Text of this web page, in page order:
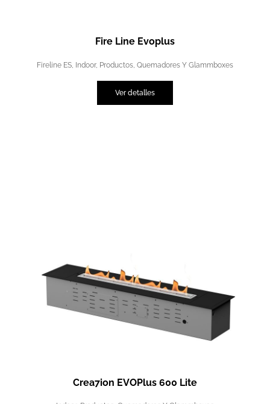
Fire Line Evoplus
Fireline ES Indoor, Productos Quemadores Y Glammboxes
Ver detalles
Crea7ion EVOPlus 600 Lite